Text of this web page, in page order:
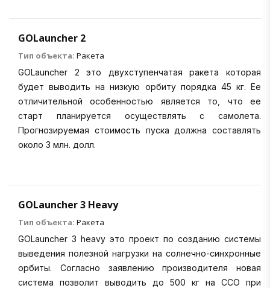
GOLauncher 2
Тип объекта: Ракета
GOLauncher 2 это двухступенчатая ракета которая
будет выводить на низкую орбиту порядка 45 кг. Ее
отличительной особенностью является то, что ее
старт планируется осуществлять с самолета.
Прогнозируемая стоимость пуска должна составлять
около 3 млн. долл.
GOLauncher 3 Heavy
Тип объекта: Ракета
GOLauncher 3 heavy это проект по созданию системы
выведения полезной нагрузки на солнечно-синхронные
орбиты. Согласно заявлению производителя новая
система позволит выводить до 500 кг на ССО при